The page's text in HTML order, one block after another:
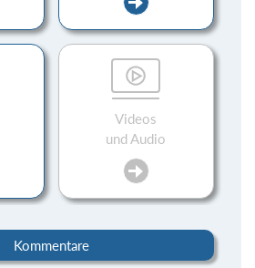
Videos
und Audio
Kommentare